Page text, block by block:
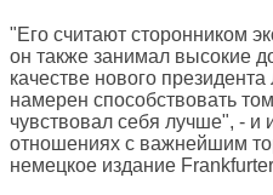
"Его считают сторонником
он также занимал высокие
качестве нового
намерен способствовать
чувствовал себя лучше", - и
отношениях с важнейшим
немецкое издание